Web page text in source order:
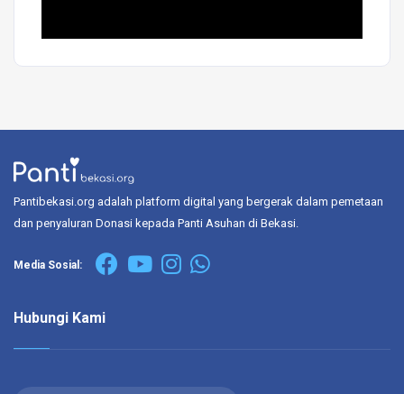
Pantibekasi.org adalah platform digital yang bergerak dalam pemetaan
dan penyaluran Donasi kepada Panti Asuhan di Bekasi.
Media Sosial:
Hubungi Kami